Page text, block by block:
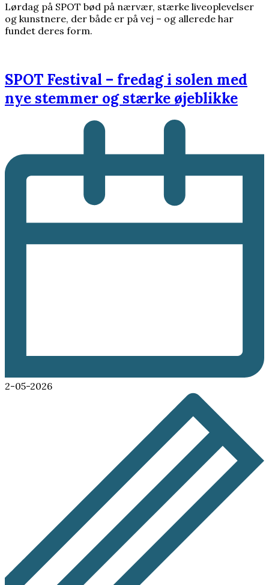
Lørdag på SPOT bød på nærvær, stærke liveoplevelser
og kunstnere, der både er på vej – og allerede har
fundet deres form.
SPOT Festival – fredag i solen med
nye stemmer og stærke øjeblikke
2-05-2026